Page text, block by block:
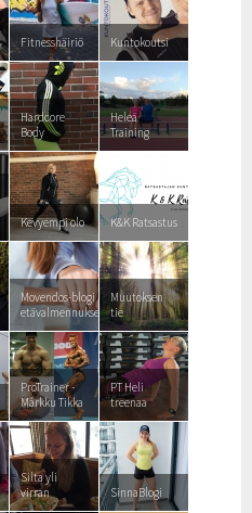
Fitnesshäiriö Kuntokoutsi
Hardcore
Body
Heleä
Training
Kevyempi olo K&K Ratsastus
Movendos-blogi
etävalmennuksesta
Muutoksen
tie
ProTrainer -
Márkku Tikka
PT Heli
treenaa
Silta yli
virran
SinnaBlogi